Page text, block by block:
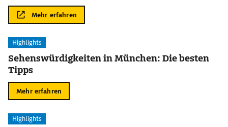
Mehr erfahren
Highlights
Sehenswürdigkeiten in München: Die besten
Tipps
Mehr erfahren
Highlights